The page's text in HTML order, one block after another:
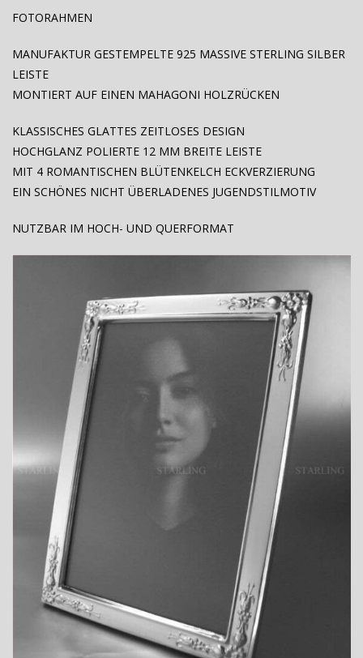
FOTORAHMEN
MANUFAKTUR GESTEMPELTE 925 MASSIVE STERLING SILBER
LEISTE
MONTIERT AUF EINEN MAHAGONI HOLZRÜCKEN
KLASSISCHES GLATTES ZEITLOSES DESIGN
HOCHGLANZ POLIERTE 12 MM BREITE LEISTE
MIT 4 ROMANTISCHEN BLÜTENKELCH ECKVERZIERUNG
EIN SCHÖNES NICHT ÜBERLADENES JUGENDSTILMOTIV
NUTZBAR IM HOCH- UND QUERFORMAT